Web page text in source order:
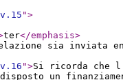
">
ter</emphasis>
sia inviata
">Si ricorda che
disposto un